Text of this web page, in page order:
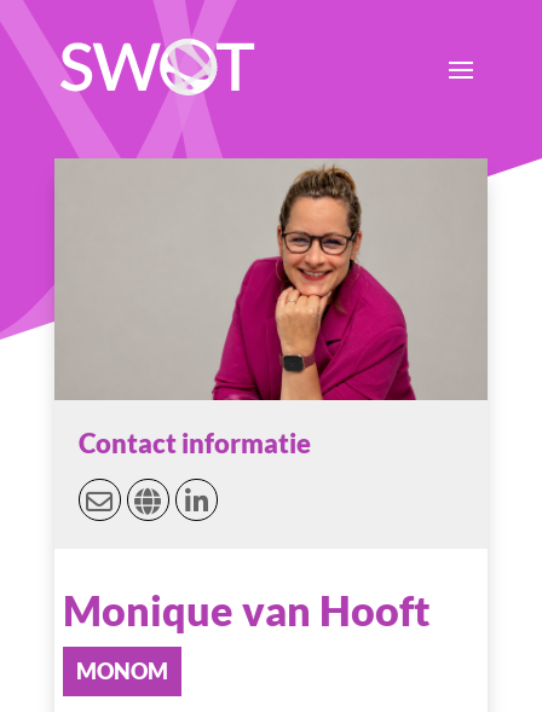
Contact informatie
Monique van Hooft
MONOM